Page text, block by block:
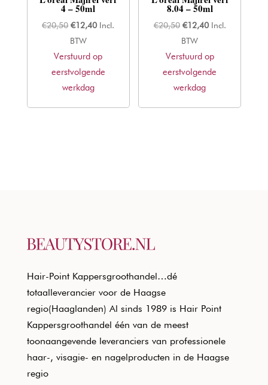
4 – 50ml
€20,50 Oorspronkelijke
prijs
was:
€20,50.
€12,40Huidige
is:
€12,40.
Incl.
BTW
Verstuurd op
eerstvolgende
werkdag
8.04 – 50ml
€20,50 Oorspronkelijke
prijs
was:
€20,50.
€12,40Huidige
is:
€12,40.
Incl.
BTW
Verstuurd op
eerstvolgende
werkdag
Hair-Point Kappersgroothandel…dé
totaalleverancier voor de Haagse
regio(Haaglanden) Al sinds 1989 is Hair Point
Kappersgroothandel één van de meest
toonaangevende leveranciers van professionele
haar-, visagie- en nagelproducten in de Haagse
regio